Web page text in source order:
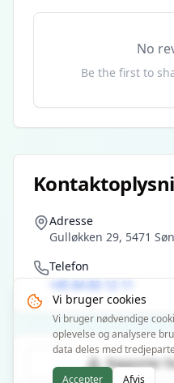
No
Be the first to
Adresse
Gulløkken 29, 5471
Telefon
+45 64 83 12 11
Rapporter
Vi bruger cookies
Vi bruger nødvendige
oplevelse og analysere
data deles med
Accepter Afvis